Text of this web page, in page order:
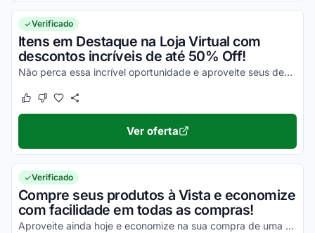
Verificado
Itens em Destaque na Loja Virtual com
descontos incríveis de até 50% Off!
Não perca essa incrível oportunidade e aproveite seus descontos!
Este cupom funcionou
Este cupom não funcionou
Ver oferta
Verificado
Compre seus produtos à Vista e economize
com facilidade em todas as compras!
Aproveite ainda hoje e economize na sua compra de uma maneira simplesmente incrível!